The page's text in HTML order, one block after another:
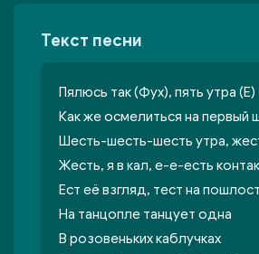
Текст песни
Пялюсь так (Фух), пять утра (Е)
Как же осмелиться на первый
Шесть-шесть-шесть утра,
Жесть, я в кал, е-е-есть
Ест её взгляд, тест на
На танцопле танцует одна
В розовеньких каблучках